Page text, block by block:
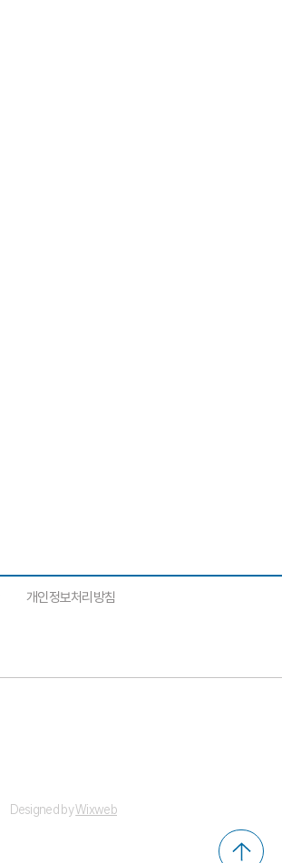
개인정보처리방침
Designed byWixweb